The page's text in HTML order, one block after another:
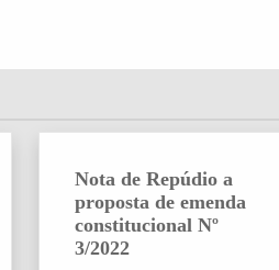
Nota de Repúdio a
proposta de emenda
constitucional Nº
3/2022